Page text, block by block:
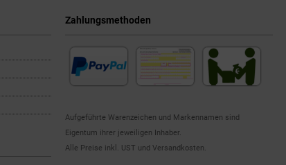
Zahlungsmethoden
Aufgeführte Warenzeichen und Markennamen sind
Eigentum ihrer jeweiligen Inhaber.
Alle Preise inkl. UST und Versandkosten.